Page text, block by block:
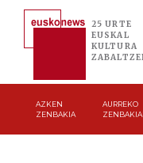
25 URTE
EUSKAL
KULTURA
AZKEN
ZENBAKIA
AURREKO